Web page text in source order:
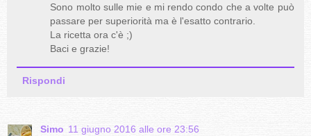
Sono molto sulle mie e mi rendo condo che a volte può
passare per superiorità ma è l'esatto contrario.
La ricetta ora c'è ;)
Baci e grazie!
Rispondi
Simo 11 giugno 2016 alle ore 23:56